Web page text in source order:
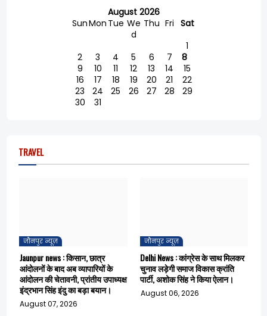
August 2026
SunMon Tue We
d
Thu Fri Sat
1
2
3 4 5 6 7
8
9
10 11 12 13 14
15
16
17 18 19 20 21
22
23
24 25 26 27 28
29
30
31
TRAVEL
जौनपुर न्यूज़
Jaunpur news : किसान, छात्र
आंदोलनों के बाद अब व्यापारियों के
आंदोलन की चेतावनी, प्रांतीय उपाध्यक्ष
इंद्रभान सिंह इंदु का बड़ा बयान।
August 07, 2026
जौनपुर न्यूज़
Delhi News : कांग्रेस के साथ मिलकर
चुनाव लड़ेगी समाज विकास क्रांति
पार्टी, अशोक सिंह ने किया ऐलान।
August 06, 2026